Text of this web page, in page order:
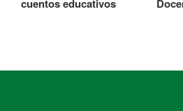
cuentos educativos